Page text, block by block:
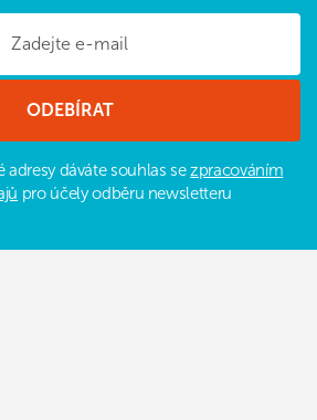
adresy dáváte souhlas sezpracováním
pro účely odběru newsletteru